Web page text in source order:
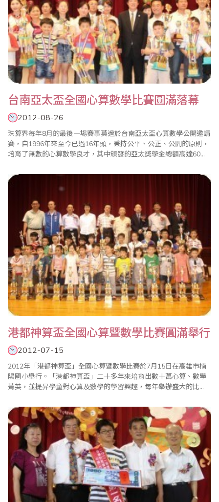
台南亞太盃全國心算數學比賽圓滿落幕
2012-08-26
珠算界每年8月的最後一場賽事莫過於台南亞太盃心算數學公開邀請
賽，自1996年來至今已過16年頭，秉持公平、公正、公開的原則，
培育了無數的心算數學良才，其中頒發的亞太奬學金總額高達60萬
日台南勞工育樂中心舉行，夾著『天秤』及『布拉萬』雙颱的威
脅，有驚無險，如期辦理，當天不但無風無雨，凡而涼風徐徐，真
港都神算盃全國心算暨數學比賽圓滿舉行
2012-07-15
2012年「港都神算盃」全國心算暨數學比賽於7月15日在高雄市楠
陽國小舉行。「港都神算盃」二十多年來培育出數十萬心算、數學
菁英，並提昇學童對心算及數學的學習興趣，每年舉辦盛大的比
個項目，共計900多名選手參賽。10點陸續公佈成績，分為幼稚
園、一年級到六年級等組，一切作業迅速、公開、公平、公正，名
列前茅的小選手除獎金外更獲頒高大精緻獎..